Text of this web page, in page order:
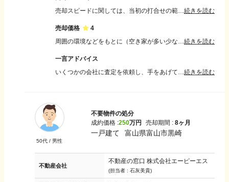
続きを読む
売却価格
4
続きを読む
一言アドバイス
続きを読む
50代 / 男性
不要物件の処分
成約価格 :250万円 売却期間 : 8ヶ月
一戸建て 富山県富山市黒崎
不動産会社
不動産の窓口 株式会社エーピーエス
(担当者 : 石灰美貴)